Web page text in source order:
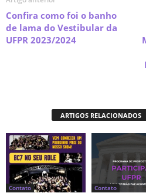
Confira como foi o banho
de lama do Vestibular da
UFPR 2023/2024
ARTIGOS RELACIONADOS
Contato Contato